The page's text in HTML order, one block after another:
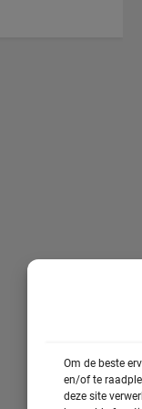
Om de beste
en/of te
deze site